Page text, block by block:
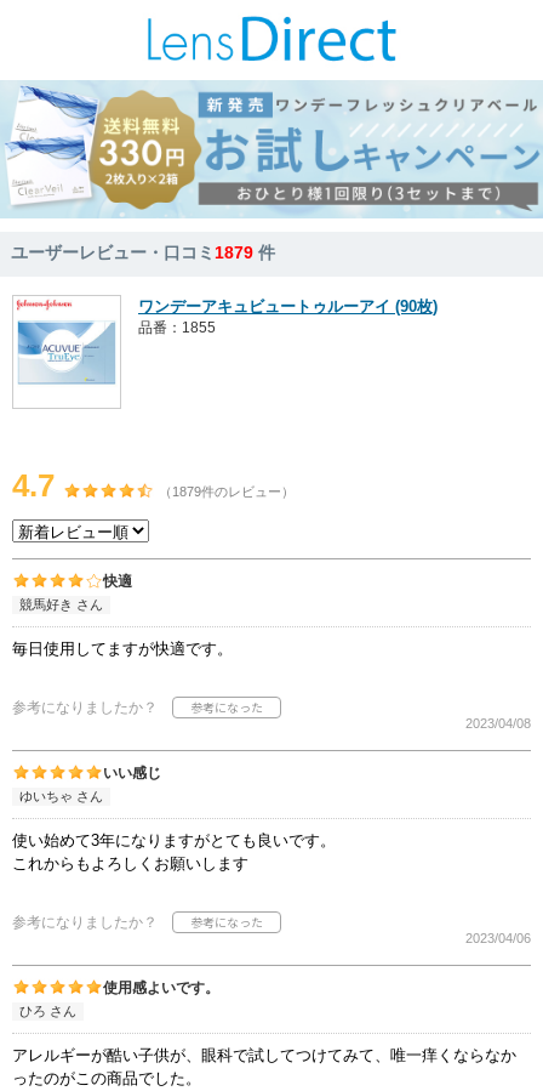
ユーザーレビュー・口コミ1879 件
ワンデーアキュビュートゥルーアイ (90枚)
品番：1855
4.7 （1879件のレビュー）
快適
競馬好き さん
毎日使用してますが快適です。
参考になりましたか？
2023/04/08
いい感じ
ゆいちゃ さん
使い始めて3年になりますがとても良いです。
これからもよろしくお願いします
参考になりましたか？
2023/04/06
使用感よいです。
ひろ さん
アレルギーが酷い子供が、眼科で試してつけてみて、唯一痒くならなか
ったのがこの商品でした。